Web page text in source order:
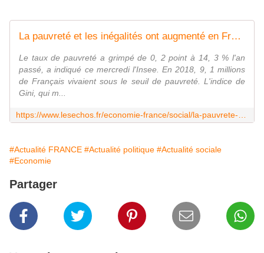
La pauvreté et les inégalités ont augmenté en France en 2018
Le taux de pauvreté a grimpé de 0, 2 point à 14, 3 % l'an
passé, a indiqué ce mercredi l'Insee. En 2018, 9, 1 millions
de Français vivaient sous le seuil de pauvreté. L'indice de
Gini, qui m...
#Actualité FRANCE #Actualité politique #Actualité sociale
#Economie
Partager